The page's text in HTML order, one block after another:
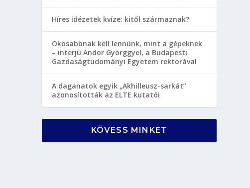
Híres idézetek kvíze: kitől származnak?
Okosabbnak kell lennünk, mint a gépeknek
– interjú Andor Györggyel, a Budapesti
Gazdaságtudományi Egyetem rektorával
A daganatok egyik „Akhilleusz-sarkát”
azonosították az ELTE kutatói
KÖVESS MINKET